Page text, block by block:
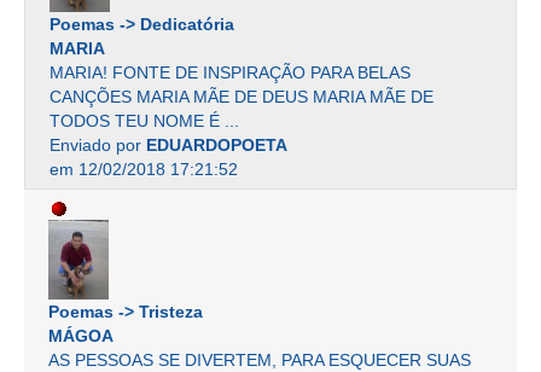
Poemas -> Dedicatória
MARIA
MARIA! FONTE DE INSPIRAÇÃO PARA BELAS
CANÇÕES MARIA MÃE DE DEUS MARIA MÃE DE
TODOS TEU NOME É ...
Enviado por EDUARDOPOETA
em 12/02/2018 17:21:52
Poemas -> Tristeza
MÁGOA
AS PESSOAS SE DIVERTEM, PARA ESQUECER SUAS